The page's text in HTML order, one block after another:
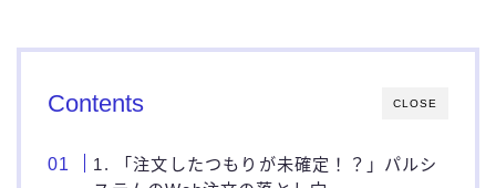
CLOSE
Contents
1. 「注文したつもりが未確定！？」パルシ